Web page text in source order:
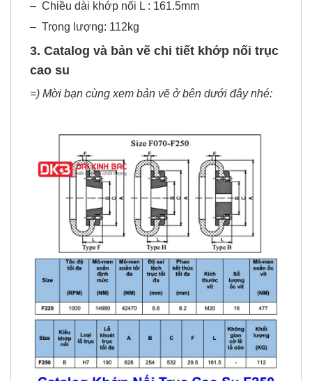
– Chiều dài khớp nối L : 161.5mm
– Trọng lượng: 112kg
3. Catalog và bản vẽ chi tiết khớp nối trục
cao su
=) Mời bạn cùng xem bản vẽ ở bên dưới đây nhé: